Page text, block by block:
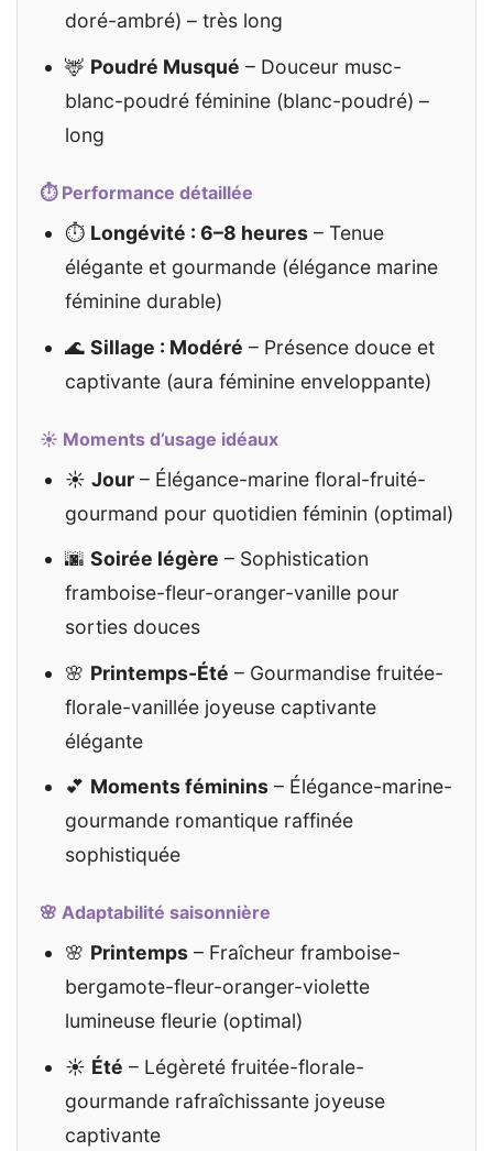
doré-ambré) – très long
🦌 Poudré Musqué – Douceur musc-
blanc-poudré féminine (blanc-poudré) –
long
⏱️ Performance détaillée
⏱️ Longévité : 6–8 heures– Tenue
élégante et gourmande (élégance marine
féminine durable)
🌊 Sillage : Modéré – Présence douce et
captivante (aura féminine enveloppante)
☀️ Moments d’usage idéaux
☀️ Jour– Élégance-marine floral-fruité-
gourmand pour quotidien féminin (optimal)
🌆 Soirée légère – Sophistication
framboise-fleur-oranger-vanille pour
sorties douces
🌸 Printemps-Été – Gourmandise fruitée-
florale-vanillée joyeuse captivante
élégante
💕 Moments féminins– Élégance-marine-
gourmande romantique raffinée
sophistiquée
🌸 Adaptabilité saisonnière
🌸 Printemps– Fraîcheur framboise-
bergamote-fleur-oranger-violette
lumineuse fleurie (optimal)
☀️ Été – Légèreté fruitée-florale-
gourmande rafraîchissante joyeuse
captivante